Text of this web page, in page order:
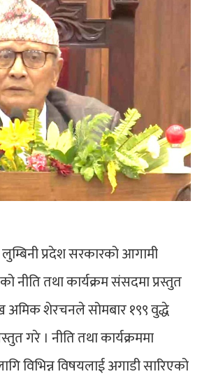
प्रदेश सरकारको आगामी
नीति तथा कार्यक्रम संसदमा प्रस्तुत
अमिक शेरचनले सोमबार १९९ वुद्धे
गरे । नीति तथा कार्यक्रममा
विभिन्न विषयलाई अगाडी सारिएको